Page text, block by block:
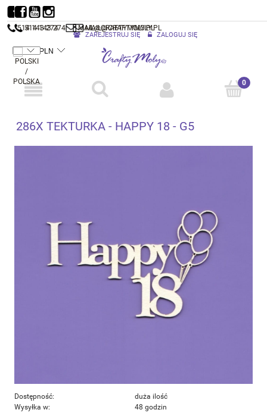
514 143 274 MAIL@CRAFTYMOLY.PL
ZAREJESTRUJ SIĘ ZALOGUJ SIĘ
514 143 274 MAIL@CRAFTYMOLY.PL
286X TEKTURKA - HAPPY 18 - G5
Dostępność:
duża ilość
Wysyłka w:
48 godzin